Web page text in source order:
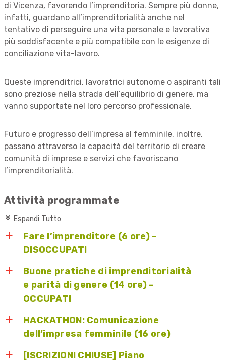
di Vicenza, favorendo l’imprenditoria. Sempre più donne,
infatti, guardano all’imprenditorialità anche nel
tentativo di perseguire una vita personale e lavorativa
più soddisfacente e più compatibile con le esigenze di
conciliazione vita-lavoro.
Queste imprenditrici, lavoratrici autonome o aspiranti tali
sono preziose nella strada dell’equilibrio di genere, ma
vanno supportate nel loro percorso professionale.
Futuro e progresso dell’impresa al femminile, inoltre,
passano attraverso la capacità del territorio di creare
comunità di imprese e servizi che favoriscano
l’imprenditorialità.
Attività programmate
c Espandi Tutto
a
Fare l’imprenditore (6 ore) –
DISOCCUPATI
a
Buone pratiche di imprenditorialità
e parità di genere (14 ore) –
OCCUPATI
a
HACKATHON: Comunicazione
dell’impresa femminile (16 ore)
a
[ISCRIZIONI CHIUSE] Piano